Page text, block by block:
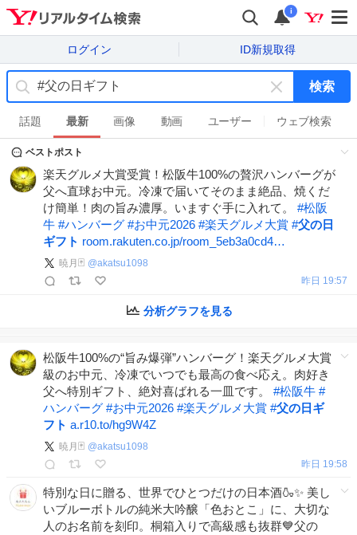
i
ログイン ID新規取得
キ
ー
ワ
ド
を
消
す
検索
話題 最新 画像 動画 ユーザー ウェブ検索
ベストポスト
楽天グルメ大賞受賞！松阪牛100%の贅沢ハンバーグが
父へ直球お中元。冷凍で届いてそのまま絶品、焼くだ
け簡単！肉の旨み濃厚。いますぐ手に入れて。 #松阪
牛 #ハンバーグ #お中元2026 #楽天グルメ大賞 #父の日
ギフト room.rakuten.co.jp/room_5eb3a0cd4…
暁月🃏 @akatsu1098
昨日 19:57
分析グラフを見る
松阪牛100%の“旨み爆弾”ハンバーグ！楽天グルメ大賞
級のお中元、冷凍でいつでも最高の食べ応え。肉好き
父へ特別ギフト、絶対喜ばれる一皿です。 #松阪牛 #
ハンバーグ #お中元2026 #楽天グルメ大賞 #父の日ギ
フト a.r10.to/hg9W4Z
暁月🃏 @akatsu1098
昨日 19:58
特別な日に贈る、世界でひとつだけの日本酒🍶✨ 美し
いブルーボトルの純米大吟醸「色おとこ」に、大切な
人のお名前を刻印。桐箱入りで高級感も抜群💙父の